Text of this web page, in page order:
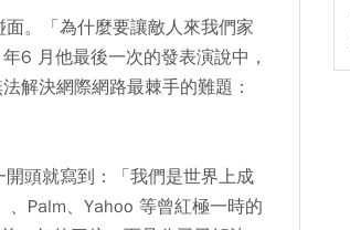
面。「為什麼要讓敵人來我們家
6 月他最後一次的發表演說中，
解決網際網路最棘手的難題：
頭就寫到：「我們是世界上成
、Palm、Yahoo 等曾紅極一時的